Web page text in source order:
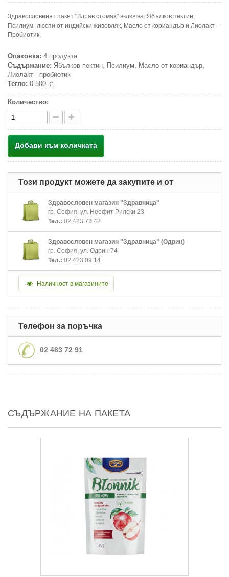
Здравословният пакет "Здрав стомах" включва: Ябълков пектин,
Псилиум -люспи от индийски живовляк, Масло от кориандър и Лиолакт -
Пробиотик.
Опаковка: 4 продукта
Съдържание: Ябълков пектин, Псилиум, Масло от кориандър,
Лиолакт - пробиотик
Тегло: 0.500 кг.
Количество:
Добави към количката
Този продукт можете да закупите и от
Здравословен магазин "Здравница"
гр. София, ул. Неофит Рилски 23
Тел.: 02 483 73 42
Здравословен магазин "Здравница" (Одрин)
гр. София, ул. Одрин 74
Тел.: 02 423 09 14
Наличност в магазините
Телефон за поръчка
02 483 72 91
СЪДЪРЖАНИЕ НА ПАКЕТА